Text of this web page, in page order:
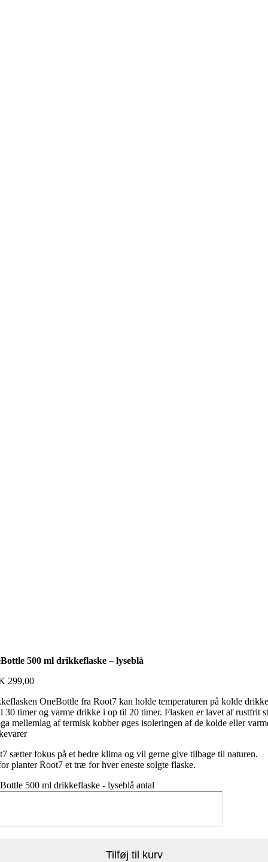
500 ml drikkeflaske – lyseblå
299,00
OneBottle fra Root7 kan holde temperaturen på kolde
30 timer og varme drikke i op til 20 timer. Flasken er lavet af rustfrit
mellemlag af termisk kobber øges isoleringen af de kolde eller
sætter fokus på et bedre klima og vil gerne give tilbage til naturen.
planter Root7 et træ for hver eneste solgte flaske.
500 ml drikkeflaske - lyseblå antal
Tilføj til kurv